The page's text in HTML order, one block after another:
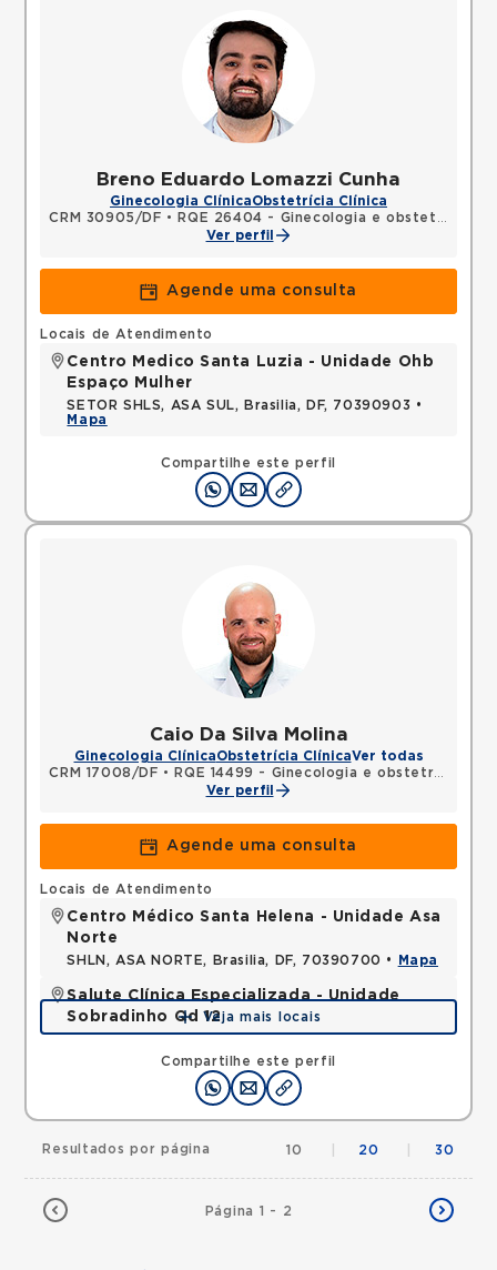
Breno Eduardo Lomazzi Cunha
Ginecologia ClínicaObstetrícia Clínica
CRM 30905/DF •
RQE 26404 - Ginecologia e obstetrícia
Ver perfil
Agende uma consulta
Compartilhe este perfil
Locais de Atendimento
Centro Medico Santa Luzia - Unidade Ohb
Espaço Mulher
SETOR SHLS, ASA SUL, Brasilia, DF, 70390903 •
Mapa
Caio Da Silva Molina
Ginecologia ClínicaObstetrícia ClínicaVer todas
CRM 17008/DF •
RQE 14499 - Ginecologia e obstetrícia
Ver perfil
Agende uma consulta
Compartilhe este perfil
Locais de Atendimento
Centro Médico Santa Helena - Unidade Asa
Norte
SHLN, ASA NORTE, Brasilia, DF, 70390700 • Mapa
Salute Clínica Especializada - Unidade
Sobradinho Qd 12
QUADRA, SOBRADINHO, Brasilia, DF, 73010120 •
Veja mais locais
Página 1 - 2
Resultados por página 10 20 30